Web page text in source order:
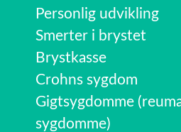
Personlig udvikling
Smerter i brystet
Brystkasse
Crohns sygdom
Gigtsygdomme
sygdomme)